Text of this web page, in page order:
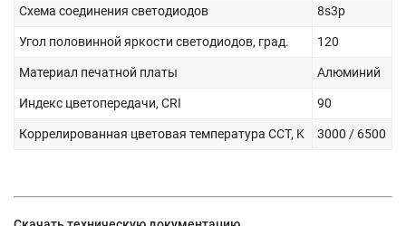
Схема соединения светодиодов 8s3p
Угол половинной яркости светодиодов, град. 120
Материал печатной платы Алюминий
Индекс цветопередачи, CRI 90
Коррелированная цветовая температура CCT, K 3000 / 6500